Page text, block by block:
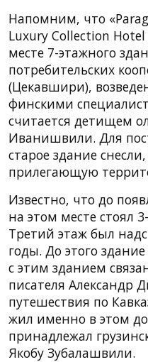
Напомним, что
Luxury Collection
месте 7-этажного
потребительских
(Цекавшири),
финскими
считается детищем
Иванишвили. Для
старое здание
прилегающую
Известно, что до
на этом месте стоял
Третий этаж был
годы. До этого
с этим зданием
писателя Александр
путешествия по
жил именно в этом
принадлежал
Якобу Зубалашвили.